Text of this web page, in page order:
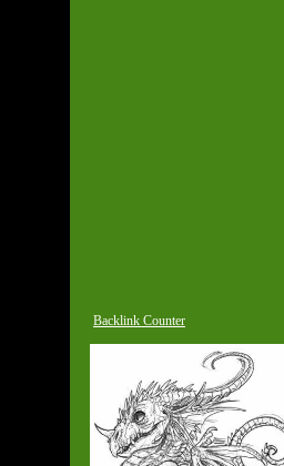
Backlink Counter